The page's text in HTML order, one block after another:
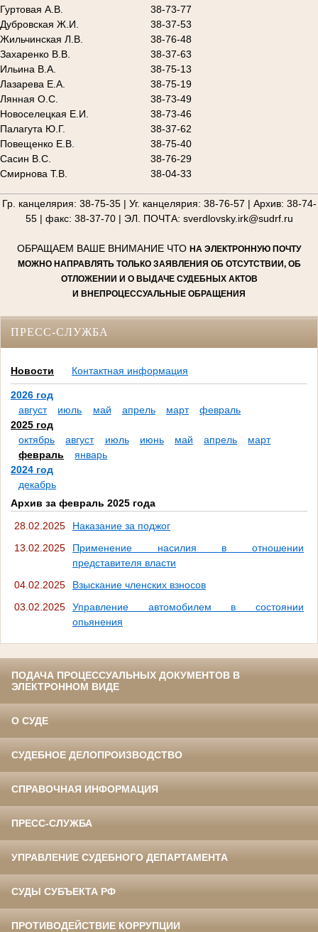
Гуртовая А.В.
38-73-77
Дубровская Ж.И.
38-37-53
Жильчинская Л.В.
38-76-48
Захаренко В.В.
38-37-63
Ильина В.А.
38-75-13
Лазарева Е.А.
38-75-19
Лянная О.С.
38-73-49
Новоселецкая Е.И.
38-73-46
Палагута Ю.Г.
38-37-62
Повещенко Е.В.
38-75-40
Сасин В.С.
38-76-29
Смирнова Т.В.
38-04-33
Гр. канцелярия: 38-75-35 | Уг. канцелярия: 38-76-57 | Архив: 38-74-
55 | факс: 38-37-70 | ЭЛ. ПОЧТА: sverdlovsky.irk@sudrf.ru
ОБРАЩАЕМ ВАШЕ ВНИМАНИЕ ЧТО НА ЭЛЕКТРОННУЮ ПОЧТУ
МОЖНО НАПРАВЛЯТЬ ТОЛЬКО ЗАЯВЛЕНИЯ ОБ ОТСУТСТВИИ, ОБ
ОТЛОЖЕНИИ И О ВЫДАЧЕ СУДЕБНЫХ АКТОВ
И ВНЕПРОЦЕССУАЛЬНЫЕ ОБРАЩЕНИЯ
ПРЕСС-СЛУЖБА
Новости Контактная информация
2026 год
август
июль май апрель март
февраль
2025 год
октябрь
август июль июнь май апрель
март
февраль
январь
2024 год
декабрь
Архив за февраль 2025 года
28.02.2025
Наказание за поджог
13.02.2025
Применение насилия в отношении
представителя власти
04.02.2025
Взыскание членских взносов
03.02.2025
Управление автомобилем в состоянии
опьянения
ПОДАЧА ПРОЦЕССУАЛЬНЫХ ДОКУМЕНТОВ В
ЭЛЕКТРОННОМ ВИДЕ
О СУДЕ
СУДЕБНОЕ ДЕЛОПРОИЗВОДСТВО
СПРАВОЧНАЯ ИНФОРМАЦИЯ
ПРЕСС-СЛУЖБА
УПРАВЛЕНИЕ СУДЕБНОГО ДЕПАРТАМЕНТА
СУДЫ СУБЪЕКТА РФ
ПРОТИВОДЕЙСТВИЕ КОРРУПЦИИ